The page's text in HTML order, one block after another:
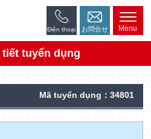
Điện thoại お問合せ Menu
tuyển dụng
Mã tuyển dụng：34801